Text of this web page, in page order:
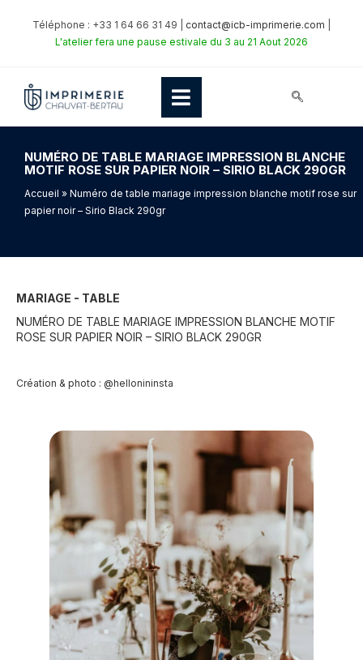
Téléphone : +33 1 64 66 31 49 | contact@icb-imprimerie.com
L'atelier fera une pause estivale du 3 au 21 Aout 2026
NUMÉRO DE TABLE MARIAGE IMPRESSION BLANCHE
MOTIF ROSE SUR PAPIER NOIR – SIRIO BLACK 290GR
Accueil » Numéro de table mariage impression blanche motif rose sur
papier noir – Sirio Black 290gr
MARIAGE - TABLE
NUMÉRO DE TABLE MARIAGE IMPRESSION BLANCHE MOTIF
ROSE SUR PAPIER NOIR – SIRIO BLACK 290GR
Création & photo : @hellonininsta